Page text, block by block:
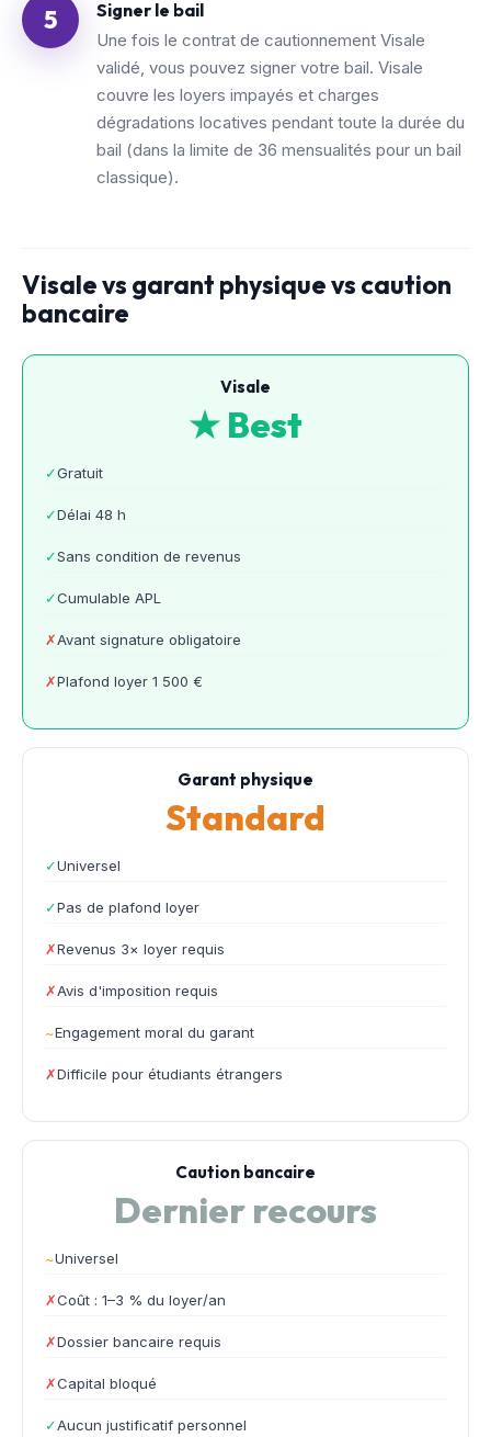
5 Signer le bail
Une fois le contrat de cautionnement Visale
validé, vous pouvez signer votre bail. Visale
couvre les loyers impayés et charges
dégradations locatives pendant toute la durée du
bail (dans la limite de 36 mensualités pour un bail
classique).
Visale vs garant physique vs caution
bancaire
Visale
★ Best
✓Gratuit
✓Délai 48 h
✓Sans condition de revenus
✓Cumulable APL
✗Avant signature obligatoire
✗Plafond loyer 1 500 €
Garant physique
Standard
✓Universel
✓Pas de plafond loyer
✗Revenus 3× loyer requis
✗Avis d'imposition requis
~Engagement moral du garant
✗Difficile pour étudiants étrangers
Caution bancaire
Dernier recours
~Universel
✗Coût : 1–3 % du loyer/an
✗Dossier bancaire requis
✗Capital bloqué
✓Aucun justificatif personnel